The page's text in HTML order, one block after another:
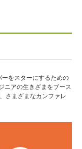
をスターにするための
ニアの生きざまをブース
さまざまなカンファレ